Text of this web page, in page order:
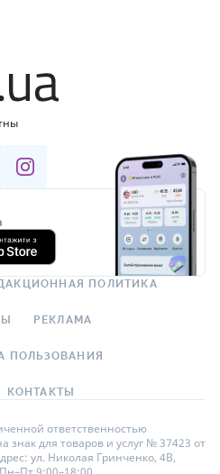
ПОЛИТИКА
РЕКЛАМА
ПОЛЬЗОВАНИЯ
КОНТАКТЫ
ответственностью
знак для товаров и услуг № 37423 от
ул. Николая Гринченко, 4В,